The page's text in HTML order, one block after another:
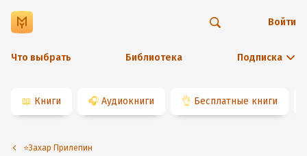
Что выбрать Библиотека Подписка
Войти
📖 Книги 🎧 Аудиокниги 👌 Бесплатные книги
⭐️Захар Прилепин